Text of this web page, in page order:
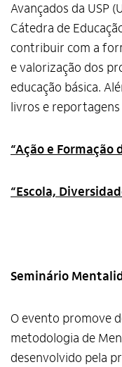
Avançados da USP
Cátedra de
contribuir com a
e valorização dos
educação básica.
livros e
“Ação e Formação
“Escola,
Seminário
O evento promove
metodologia de
desenvolvido pela